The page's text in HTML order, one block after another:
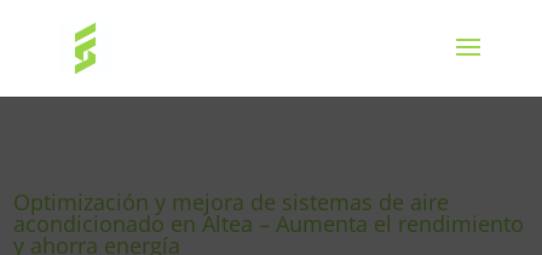
Optimización y mejora de sistemas de aire
acondicionado en Altea – Aumenta el rendimiento
y ahorra energía